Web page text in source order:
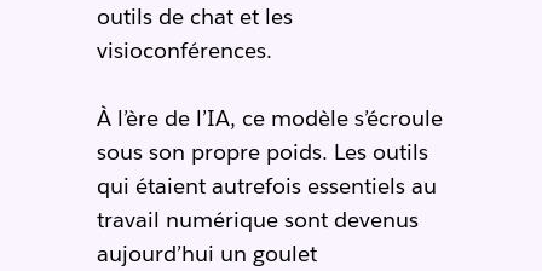
outils de chat et les
visioconférences.
À l’ère de l’IA, ce modèle s’écroule
sous son propre poids. Les outils
qui étaient autrefois essentiels au
travail numérique sont devenus
aujourd’hui un goulet